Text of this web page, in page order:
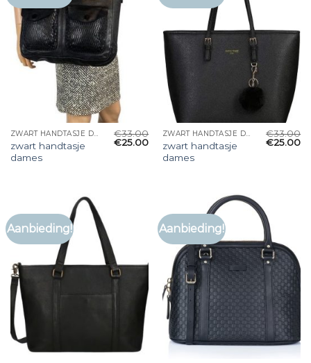
ZWART HANDTASJE DAMES
zwart handtasje
dames
€33.00
€25.00
ZWART HANDTASJE DAMES
zwart handtasje
dames
€33.00
€25.00
Aanbieding! Aanbieding!